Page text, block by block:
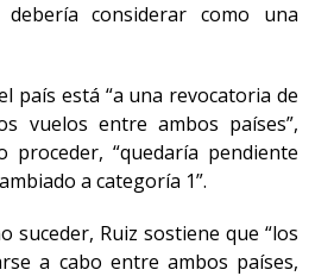
considerar como una
país está “a una revocatoria de
vuelos entre ambos países”,
“quedaría pendiente
a categoría 1”.
suceder, Ruiz sostiene que “los
a cabo entre ambos países,